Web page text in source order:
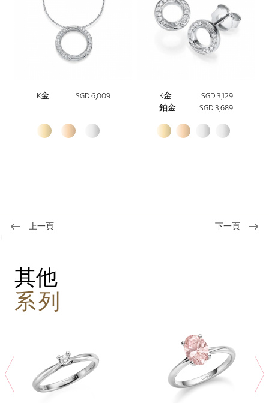
K金 SGD 6,009 K金
SGD 3,129
鉑金
SGD 3,689
上一頁 下一頁
其他
系列